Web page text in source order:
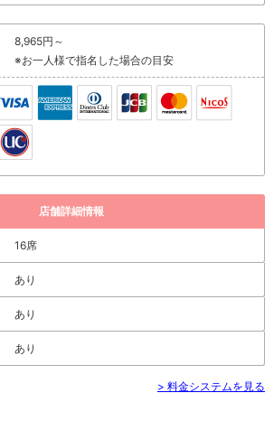
8,965円～
※お一人様で指名した場合の目安
店舗詳細情報
16席
あり
あり
あり
> 料金システムを見る